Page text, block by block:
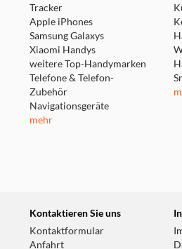
Tracker
Apple iPhones
Samsung Galaxys
Xiaomi Handys
weitere Top-Handymarken
Telefone & Telefon-
Zubehör
Navigationsgeräte
mehr
Kontaktieren Sie uns
Kontaktformular
Anfahrt